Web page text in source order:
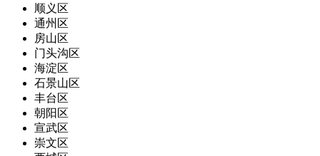
顺义区
通州区
房山区
门头沟区
海淀区
石景山区
丰台区
朝阳区
宣武区
崇文区